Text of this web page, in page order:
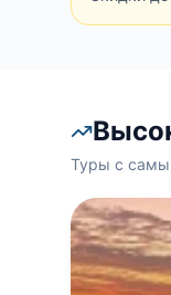
Туры с